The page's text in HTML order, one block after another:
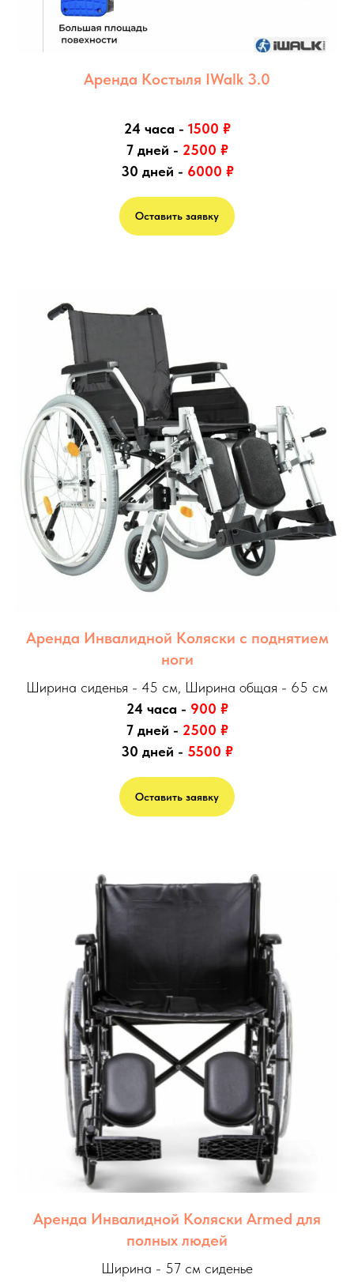
Аренда Костыля IWalk 3.0
24 часа - 1500 ₽
7 дней - 2500 ₽
30 дней - 6000 ₽
Оставить заявку
Аренда Инвалидной Коляски с поднятием
ноги
Ширина сиденья - 45 см, Ширина общая - 65 см
24 часа - 900 ₽
7 дней - 2500 ₽
30 дней - 5500 ₽
Оставить заявку
Аренда Инвалидной Коляски Armed для
полных людей
Ширина - 57 см сиденье